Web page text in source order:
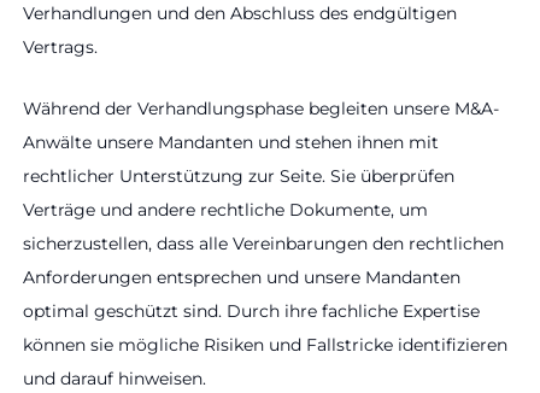
Verhandlungen und den Abschluss des endgültigen
Vertrags.
Während der Verhandlungsphase begleiten unsere M&A-
Anwälte unsere Mandanten und stehen ihnen mit
rechtlicher Unterstützung zur Seite. Sie überprüfen
Verträge und andere rechtliche Dokumente, um
sicherzustellen, dass alle Vereinbarungen den rechtlichen
Anforderungen entsprechen und unsere Mandanten
optimal geschützt sind. Durch ihre fachliche Expertise
können sie mögliche Risiken und Fallstricke identifizieren
und darauf hinweisen.